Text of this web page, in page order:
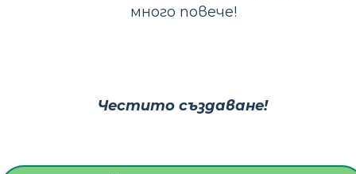
много повече!
Честито създаване!